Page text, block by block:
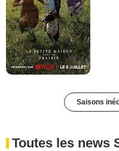
Saisons
Toutes les news